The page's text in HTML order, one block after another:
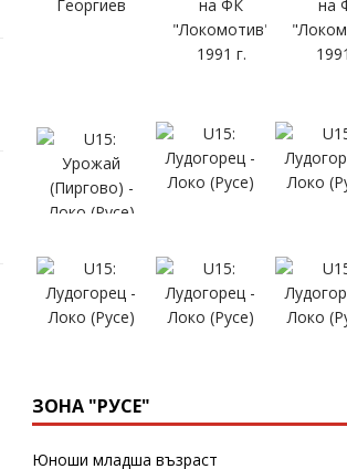
ЗОНА "РУСЕ"
Юноши младша възраст